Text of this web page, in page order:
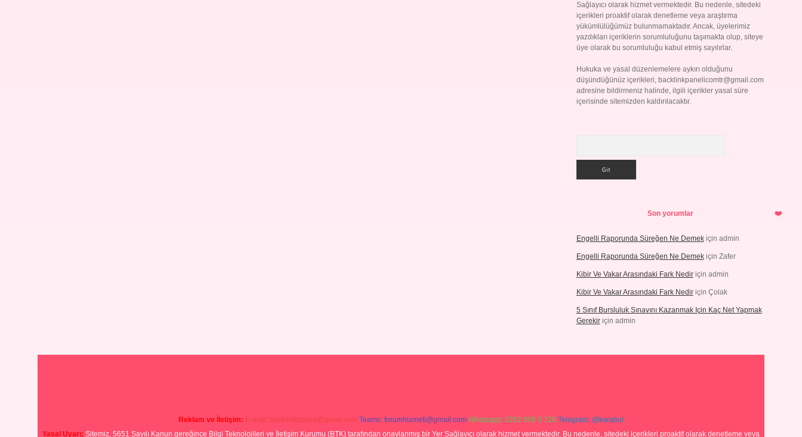
Sağlayıcı olarak hizmet vermektedir. Bu nedenle, sitedeki
içerikleri proaktif olarak denetleme veya araştırma
yükümlülüğümüz bulunmamaktadır. Ancak, üyelerimiz
yazdıkları içeriklerin sorumluluğunu taşımakta olup, siteye
üye olarak bu sorumluluğu kabul etmiş sayılırlar.
Hukuka ve yasal düzenlemelere aykırı olduğunu
düşündüğünüz içerikleri, backlinkpanelicomtr@gmail.com
adresine bildirmeniz halinde, ilgili içerikler yasal süre
içerisinde sitemizden kaldırılacaktır.
Son yorumlar
Engelli Raporunda Süreğen Ne Demekiçin admin
Engelli Raporunda Süreğen Ne Demekiçin Zafer
Kibir Ve Vakar Arasındaki Fark Nediriçin admin
Kibir Ve Vakar Arasındaki Fark Nediriçin Çolak
5 Sınıf Bursluluk Sınavını Kazanmak Için Kaç Net Yapmak
Gerekiriçin admin
Reklam ve İletişim: E-mail: backlinkpaneli@gmail.com Teams: forumhizmeti@gmail.com Whatsapp: 0262 606 0 726 Telegram: @karabul
Yasal Uyarı: Sitemiz, 5651 Sayılı Kanun gereğince Bilgi Teknolojileri ve İletişim Kurumu (BTK) tarafından onaylanmış bir Yer Sağlayıcı olarak hizmet vermektedir. Bu nedenle, sitedeki içerikleri proaktif olarak denetleme veya